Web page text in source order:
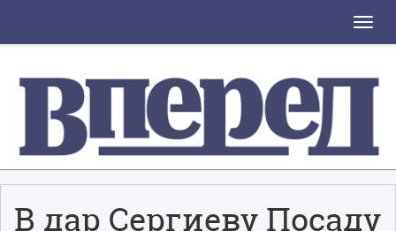
Toggle
В дар Сергиеву Посаду